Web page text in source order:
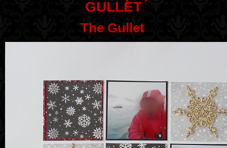
GULLET
The Gullet